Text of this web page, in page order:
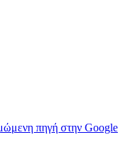
πηγή στην Google